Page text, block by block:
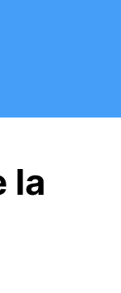
la